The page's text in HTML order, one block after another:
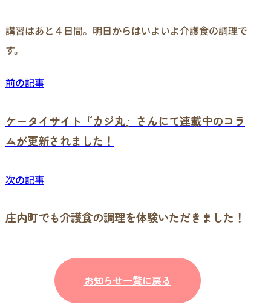
講習はあと４日間。明日からはいよいよ介護食の調理で
す。
前の記事
ケータイサイト『カジ丸』さんにて連載中のコラ
ムが更新されました！
次の記事
庄内町でも介護食の調理を体験いただきました！
お知らせ一覧に戻る